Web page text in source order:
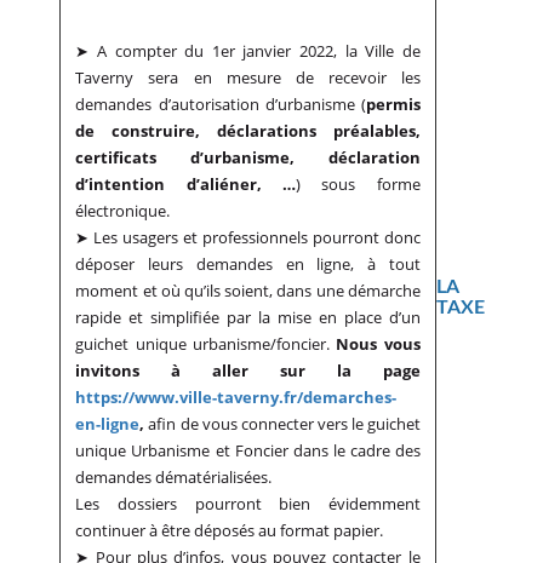
➤ A compter du 1er janvier 2022, la Ville de
Taverny sera en mesure de recevoir les
demandes d’autorisation d’urbanisme (permis
de construire, déclarations préalables,
certificats d’urbanisme, déclaration
d’intention d’aliéner, …) sous forme
électronique.
➤ Les usagers et professionnels pourront donc
déposer leurs demandes en ligne, à tout
moment et où qu’ils soient, dans une démarche
rapide et simplifiée par la mise en place d’un
guichet unique urbanisme/foncier. Nous vous
invitons à aller sur la page
https://www.ville-taverny.fr/demarches-
en-ligne,afin de vous connecter vers le guichet
unique Urbanisme et Foncier dans le cadre des
demandes dématérialisées.
Les dossiers pourront bien évidemment
continuer à être déposés au format papier.
➤ Pour plus d’infos, vous pouvez contacter le
LA
TAXE